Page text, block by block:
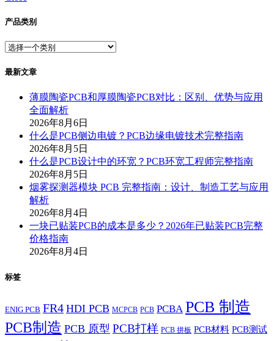
产品类别
最新文章
薄膜陶瓷PCB和厚膜陶瓷PCB对比：区别、优势与应用
全面解析
2026年8月6日
什么是PCB侧边电镀？PCB边缘电镀技术完整指南
2026年8月5日
什么是PCB设计中的环宽？PCB环宽工程师完整指南
2026年8月5日
烟雾探测器模块 PCB 完整指南：设计、制造工艺与应用
解析
2026年8月4日
一块已贴装PCB的成本是多少？2026年已贴装PCB完整
价格指南
2026年8月4日
标签
ENIG PCB FR4 HDI PCB MCPCB PCB PCBA PCB 制造
PCB制造 PCB 原型 PCB打样 PCB 拼板 PCB材料 PCB测试